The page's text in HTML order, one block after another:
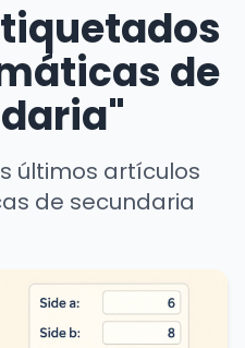
de
últimos artículos
de secundaria